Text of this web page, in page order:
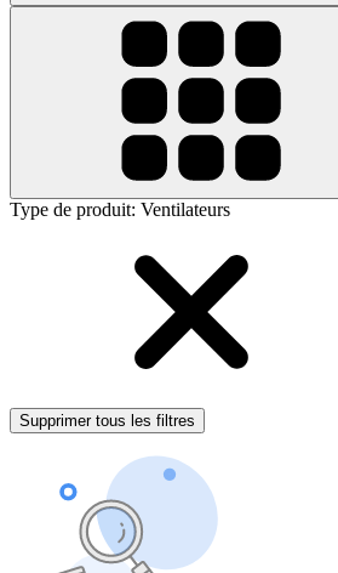
Type de produit: Ventilateurs
Supprimer tous les filtres